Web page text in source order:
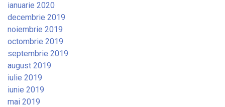
ianuarie 2020
decembrie 2019
noiembrie 2019
octombrie 2019
septembrie 2019
august 2019
iulie 2019
iunie 2019
mai 2019